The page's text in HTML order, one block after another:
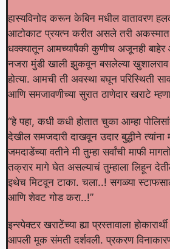
हास्यविनोद करून केबिन मधील वातावरण
आटोकाट प्रयत्न करीत असले तरी अकस्मात
धक्क्यातून आमच्यापैकी कुणीच अजूनही बाहेर
नजरा मुंडी खाली झुकवून बसलेल्या
होत्या. आमची ती अवस्था बघून परिस्थिती
आणि समजावणीच्या सुरात ठाणेदार खराटे
“हे पहा, कधी कधी होतात चुका आम्हा
देखील समजदारी दाखवून उदार बुद्धीने
जमदाडेंच्या वतीने मी तुम्हा सर्वांची माफी
तक्रार मागे घेत असल्याचं तुम्हाला लिहून
इथेच मिटवून टाका. चला..! सगळ्या
आणि शेवट गोड करा..!”
इन्स्पेक्टर खराटेंच्या ह्या प्रस्तावाला
आपली मूक संमती दर्शवली. प्रकरण